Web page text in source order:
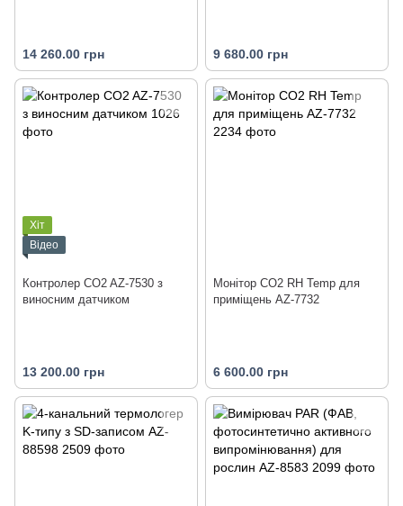
14 260.00 грн 9 680.00 грн
Хіт
Відео
Контролер CO2 AZ-7530 з
виносним датчиком
13 200.00 грн
Монітор CO2 RH Temp для
приміщень AZ-7732
6 600.00 грн